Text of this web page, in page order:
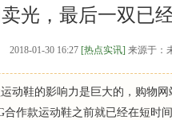
光，最后一双已
2018-01-30 16:27 [热点实讯] 来源于：
动鞋的影响力是巨大的，购物
合作款运动鞋之前就已经在短时